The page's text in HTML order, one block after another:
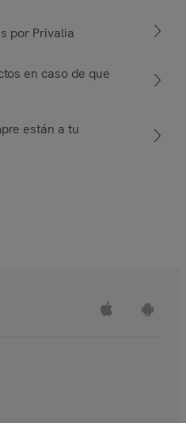
por Privalia
en caso de que
están a tu